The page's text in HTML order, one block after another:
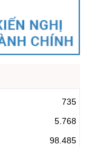
735
5.768
98.485